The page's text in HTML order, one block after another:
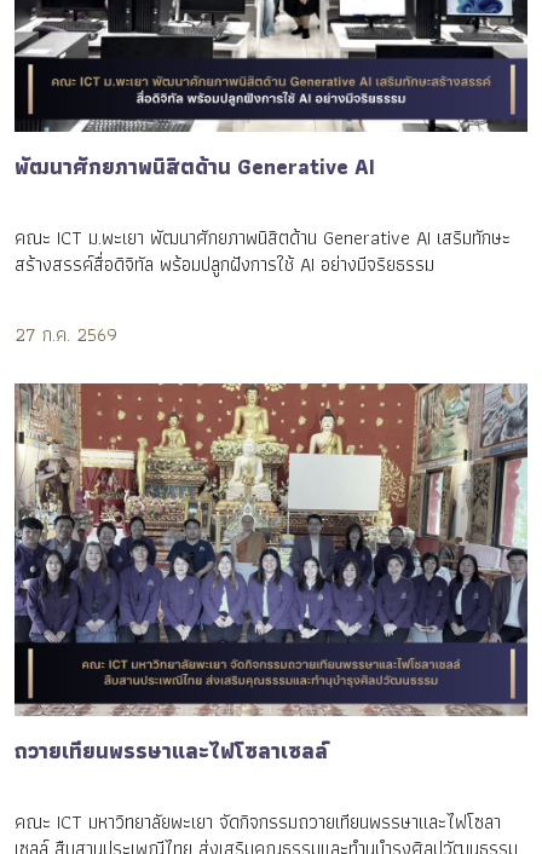
พัฒนาศักยภาพนิสิตด้าน Generative AI
คณะ ICT ม.พะเยา พัฒนาศักยภาพนิสิตด้าน Generative AI เสริมทักษะ
สร้างสรรค์สื่อดิจิทัล พร้อมปลูกฝังการใช้ AI อย่างมีจริยธรรม
27 ก.ค. 2569
ถวายเทียนพรรษาและไฟโซลาเซลล์
คณะ ICT มหาวิทยาลัยพะเยา จัดกิจกรรมถวายเทียนพรรษาและไฟโซลา